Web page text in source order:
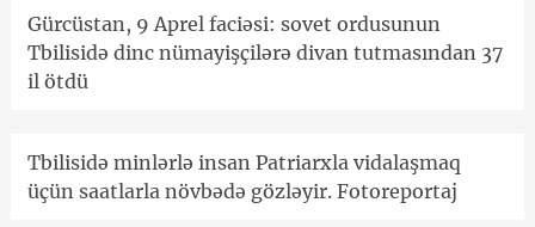
Gürcüstan, 9 Aprel faciəsi: sovet ordusunun
Tbilisidə dinc nümayişçilərə divan tutmasından 37
il ötdü
Tbilisidə minlərlə insan Patriarxla vidalaşmaq
üçün saatlarla növbədə gözləyir. Fotoreportaj